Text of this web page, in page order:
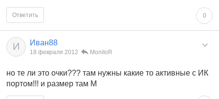
0
Ответить
И Иван88
18 февраля 2012 MonitoR
но те ли это очки??? там нужны какие то активные с ИК
портом!!! и размер там М